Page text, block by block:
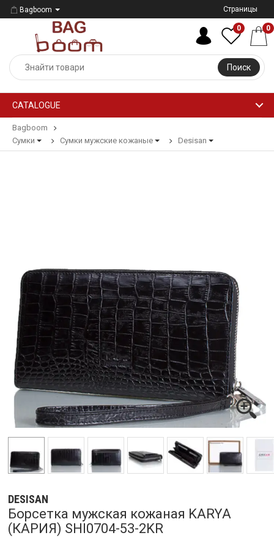
Bagboom Страницы
Поиск
0 0
CATALOGUE
Bagboom
Сумки
Сумки мужские кожаные Desisan
DESISAN
Борсетка мужская кожаная KARYA
(КАРИЯ) SHI0704-53-2KR